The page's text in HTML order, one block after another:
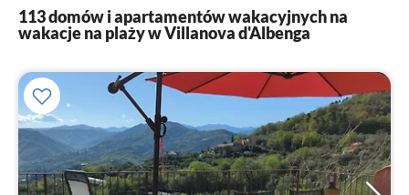
113 domów i apartamentów wakacyjnych na
wakacje na plaży w Villanova d'Albenga